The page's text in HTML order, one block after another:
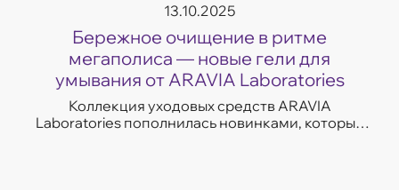
13.10.2025
Бережное очищение в ритме
мегаполиса — новые гели для
умывания от ARAVIA Laboratories
Коллекция уходовых средств ARAVIA
Laboratories пополнилась новинками, которые